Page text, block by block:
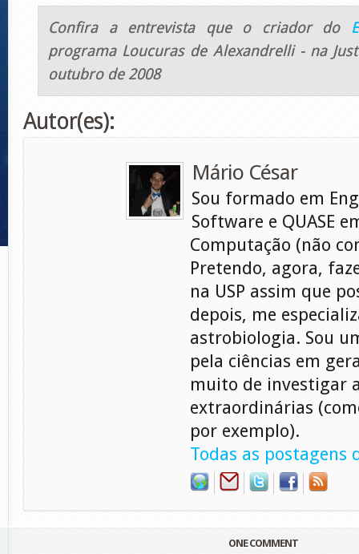
Confira a entrevista que o criador do
programa Loucuras de Alexandrelli - na
outubro de 2008
Autor(es):
Mário César
Sou formado em
Software e QUASE
Computação (não
Pretendo, agora,
na USP assim que
depois, me
astrobiologia. Sou
pela ciências em
muito de investigar
extraordinárias
por exemplo).
Todas as postagens
ONE COMMENT